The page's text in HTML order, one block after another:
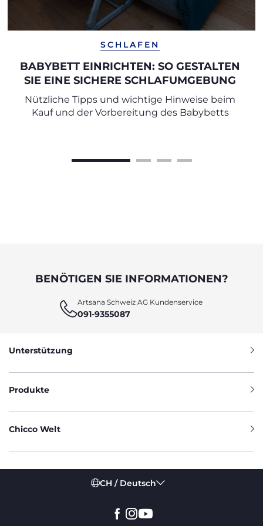
SCHLAFEN
BABYBETT EINRICHTEN: SO GESTALTEN
SIE EINE SICHERE SCHLAFUMGEBUNG
Nützliche Tipps und wichtige Hinweise beim
Kauf und der Vorbereitung des Babybetts
BENÖTIGEN SIE INFORMATIONEN?
Artsana Schweiz AG Kundenservice
091-9355087
Unterstützung
Produkte
Chicco Welt
CH / Deutsch